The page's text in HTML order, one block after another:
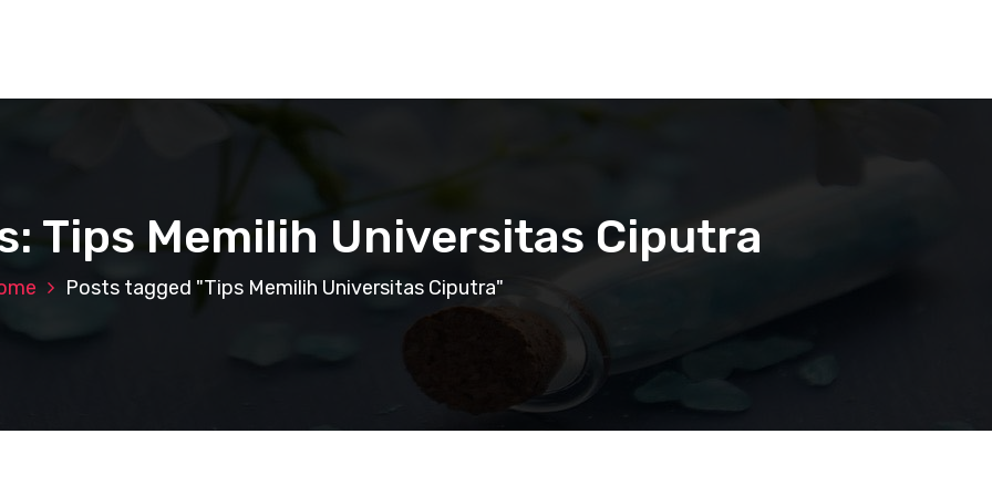
Tips Memilih Universitas Ciputra
Posts tagged "Tips Memilih Universitas Ciputra"